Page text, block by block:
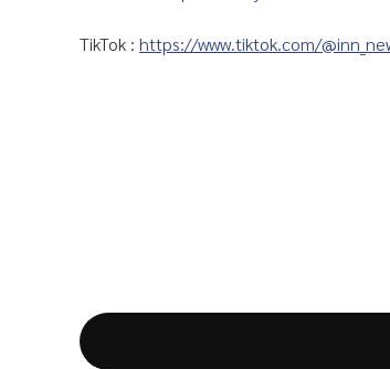
TikTok : https://www.tiktok.com/